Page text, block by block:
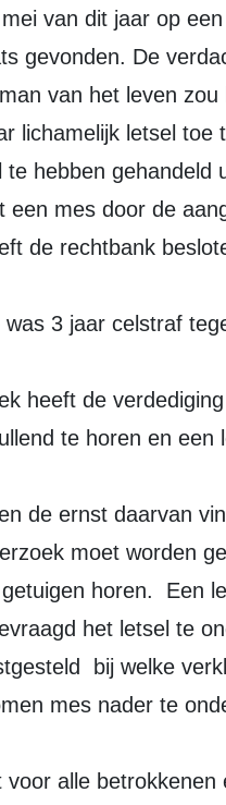
van dit jaar op
gevonden. De
van het leven
lichamelijk letsel toe
hebben gehandeld
mes door de
de rechtbank
3 jaar celstraf
heeft de
te horen en een
de ernst daarvan
moet worden
horen. Een
het letsel te
bij welke
mes nader te
alle